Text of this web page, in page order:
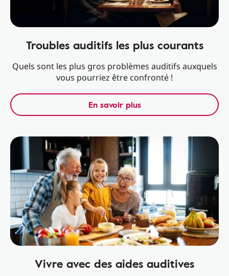
Troubles auditifs les plus courants
Quels sont les plus gros problèmes auditifs auxquels
vous pourriez être confronté !
En savoir plus
Vivre avec des aides auditives